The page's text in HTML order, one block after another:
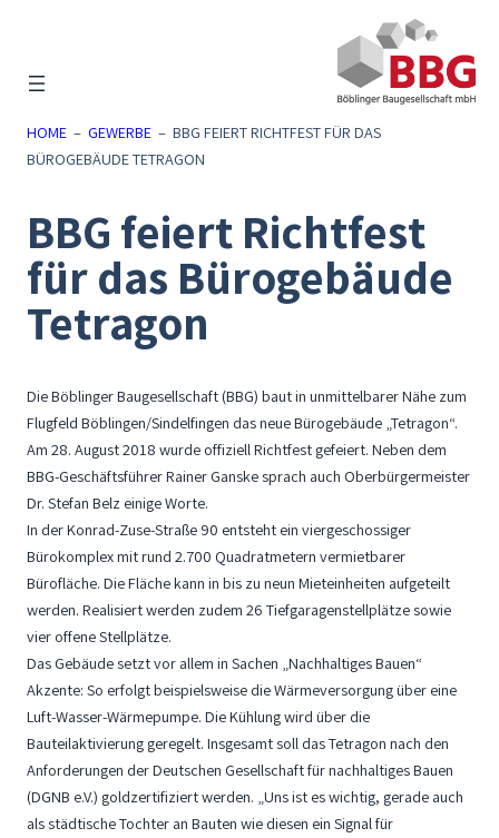
springen
HOME – GEWERBE – BBG FEIERT RICHTFEST FÜR DAS
BÜROGEBÄUDE TETRAGON
BBG feiert Richtfest
für das Bürogebäude
Tetragon
Die Böblinger Baugesellschaft (BBG) baut in unmittelbarer Nähe zum
Flugfeld Böblingen/Sindelfingen das neue Bürogebäude „Tetragon“.
Am 28. August 2018 wurde offiziell Richtfest gefeiert. Neben dem
BBG-Geschäftsführer Rainer Ganske sprach auch Oberbürgermeister
Dr. Stefan Belz einige Worte.
In der Konrad-Zuse-Straße 90 entsteht ein viergeschossiger
Bürokomplex mit rund 2.700 Quadratmetern vermietbarer
Bürofläche. Die Fläche kann in bis zu neun Mieteinheiten aufgeteilt
werden. Realisiert werden zudem 26 Tiefgaragenstellplätze sowie
vier offene Stellplätze.
Das Gebäude setzt vor allem in Sachen „Nachhaltiges Bauen“
Akzente: So erfolgt beispielsweise die Wärmeversorgung über eine
Luft-Wasser-Wärmepumpe. Die Kühlung wird über die
Bauteilaktivierung geregelt. Insgesamt soll das Tetragon nach den
Anforderungen der Deutschen Gesellschaft für nachhaltiges Bauen
(DGNB e.V.) goldzertifiziert werden. „Uns ist es wichtig, gerade auch
als städtische Tochter an Bauten wie diesen ein Signal für